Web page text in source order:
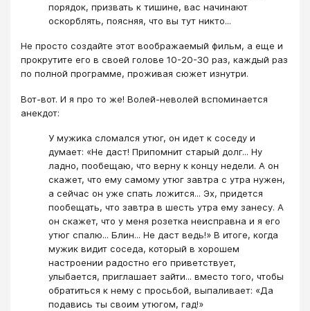
порядок, призвать к тишине, вас начинают
оскорблять, поясняя, что вы тут никто...
Не просто создайте этот воображаемый фильм, а еще и
прокрутите его в своей голове 10-20-30 раз, каждый раз
по полной программе, проживая сюжет изнутри.
Вот-вот. И я про то же! Волей-неволей вспоминается
анекдот:
У мужика сломался утюг, он идет к соседу и
думает: «Не даст! Припомнит старый долг... Ну
ладно, пообещаю, что верну к концу недели. А он
скажет, что ему самому утюг завтра с утра нужен,
а сейчас он уже спать ложится... Эх, придется
пообещать, что завтра в шесть утра ему занесу. А
он скажет, что у меня розетка неисправна и я его
утюг спалю... Блин... Не даст ведь!» В итоге, когда
мужик видит соседа, который в хорошем
настроении радостно его приветствует,
улыбается, приглашает зайти... вместо того, чтобы
обратиться к нему с просьбой, выпаливает: «Да
подавись ты своим утюгом, гад!»